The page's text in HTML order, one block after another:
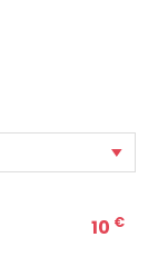
10 €